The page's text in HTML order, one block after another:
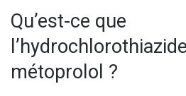
Qu’est-ce que
métoprolol ?